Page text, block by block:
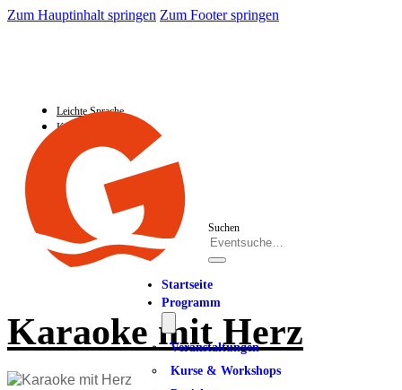
Zum Hauptinhalt springen Zum Footer springen
Leichte Sprache
Kontakt
Suchen
Startseite
Programm
Veranstaltungen
Kurse & Workshops
Karaoke mit Herz